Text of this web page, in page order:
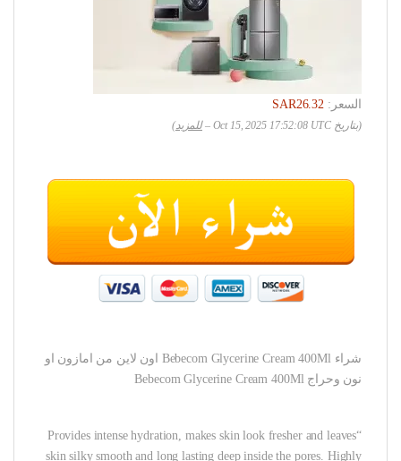
السعر:SAR26.32
(بتاريخ Oct 15, 2025 17:52:08 UTC – للمزيد)
شراء Bebecom Glycerine Cream 400Ml اون لاين من امازون او
نون وحراج Bebecom Glycerine Cream 400Ml
“Provides intense hydration, makes skin look fresher and leaves
skin silky smooth and long lasting deep inside the pores. Highly